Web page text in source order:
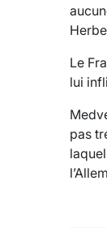
Le
lui
pas